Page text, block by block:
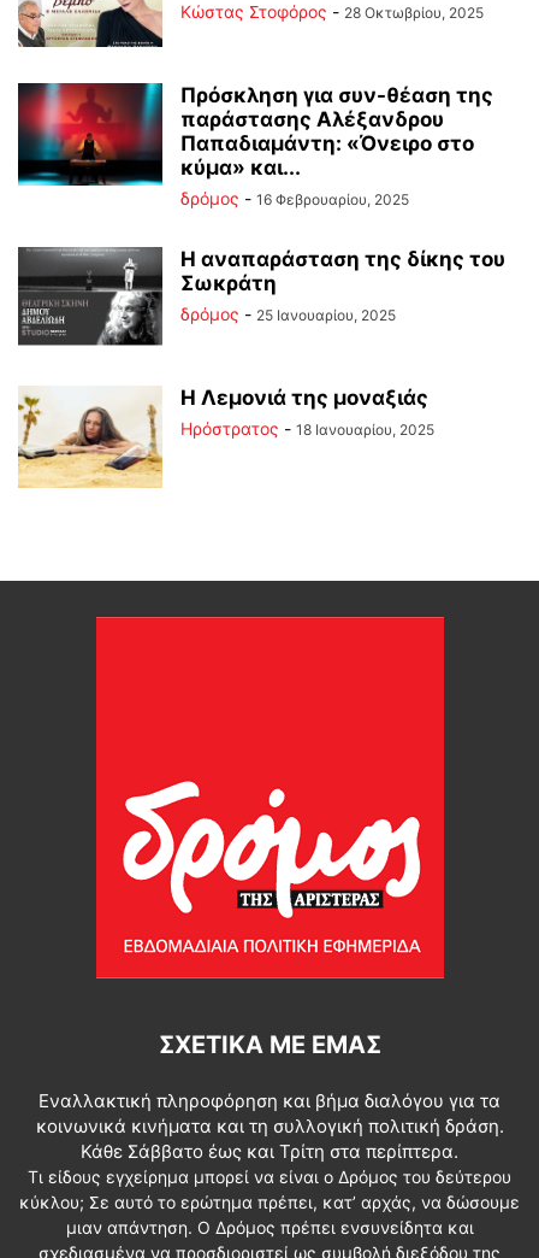
Κώστας Στοφόρος - 28 Οκτωβρίου, 2025
Πρόσκληση για συν-θέαση της
παράστασης Αλέξανδρου
Παπαδιαμάντη: «Όνειρο στο
κύμα» και...
δρόμος - 16 Φεβρουαρίου, 2025
Η αναπαράσταση της δίκης του
Σωκράτη
δρόμος - 25 Ιανουαρίου, 2025
Η Λεμονιά της μοναξιάς
Ηρόστρατος - 18 Ιανουαρίου, 2025
ΣΧΕΤΙΚΆ ΜΕ ΕΜΆΣ
Εναλλακτική πληροφόρηση και βήμα διαλόγου για τα
κοινωνικά κινήματα και τη συλλογική πολιτική δράση.
Κάθε Σάββατο έως και Τρίτη στα περίπτερα.
Τι είδους εγχείρημα μπορεί να είναι ο Δρόμος του δεύτερου
κύκλου; Σε αυτό το ερώτημα πρέπει, κατ’ αρχάς, να δώσουμε
μιαν απάντηση. Ο Δρόμος πρέπει ενσυνείδητα και
σχεδιασμένα να προσδιοριστεί ως συμβολή διεξόδου της